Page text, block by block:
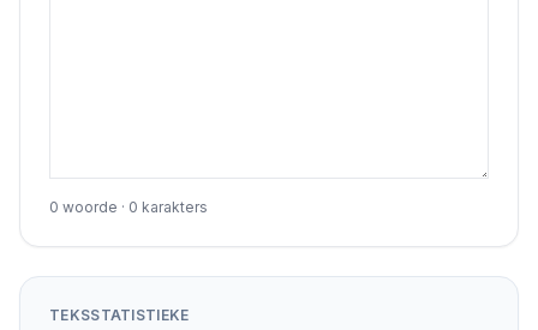
0 woorde · 0 karakters
TEKSSTATISTIEKE